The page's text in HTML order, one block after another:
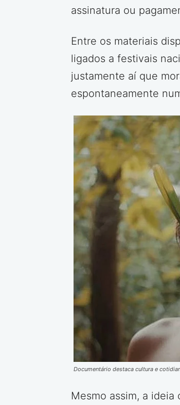
assinatura ou
Entre os materiais
ligados a festivais
justamente aí que
espontaneamente
Documentário destaca cultura e
Mesmo assim, a